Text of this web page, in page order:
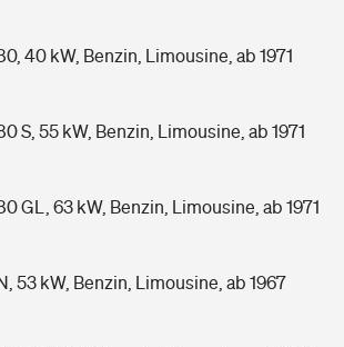
40 kW, Benzin, Limousine, ab 1971
S, 55 kW, Benzin, Limousine, ab 1971
GL, 63 kW, Benzin, Limousine, ab 1971
53 kW, Benzin, Limousine, ab 1967